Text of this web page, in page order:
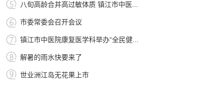
八旬高龄合并高过敏体质 镇江市中医...
市委常委会召开会议
镇江市中医院康复医学科举办“全民健...
解暑的雨水快要来了
世业洲江岛无花果上市